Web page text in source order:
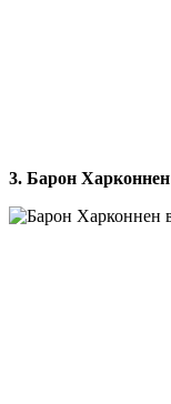
3. Барон Харконнен